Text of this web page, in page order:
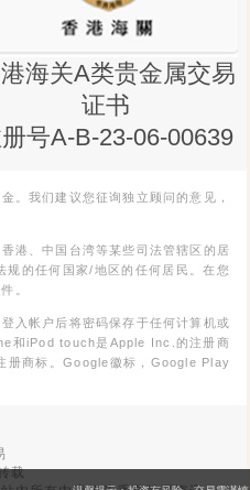
海关A类贵金属交易
证书
号A-B-23-06-00639
。我们建议您征询独立顾问的意见，
港、中国台湾等某些司法管辖区的居
规的任何国家/地区的任何居民。在您
。
入帐户后将密码保存于任何计算机或
和iPod touch是Apple Inc.的注册商
册商标。Google徽标，Google Play
载